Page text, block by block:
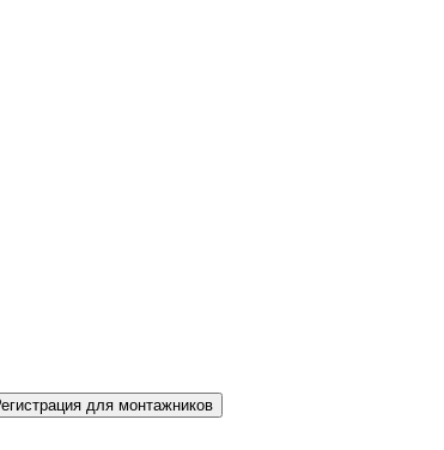
Регистрация для монтажников